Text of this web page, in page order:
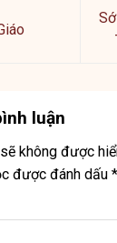
luận
không được
được đánh dấu *